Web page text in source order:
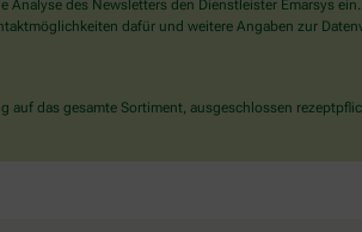
Analyse des Newsletters den Dienstleister Emarsys
dafür und weitere Angaben zur
das gesamte Sortiment, ausgeschlossen